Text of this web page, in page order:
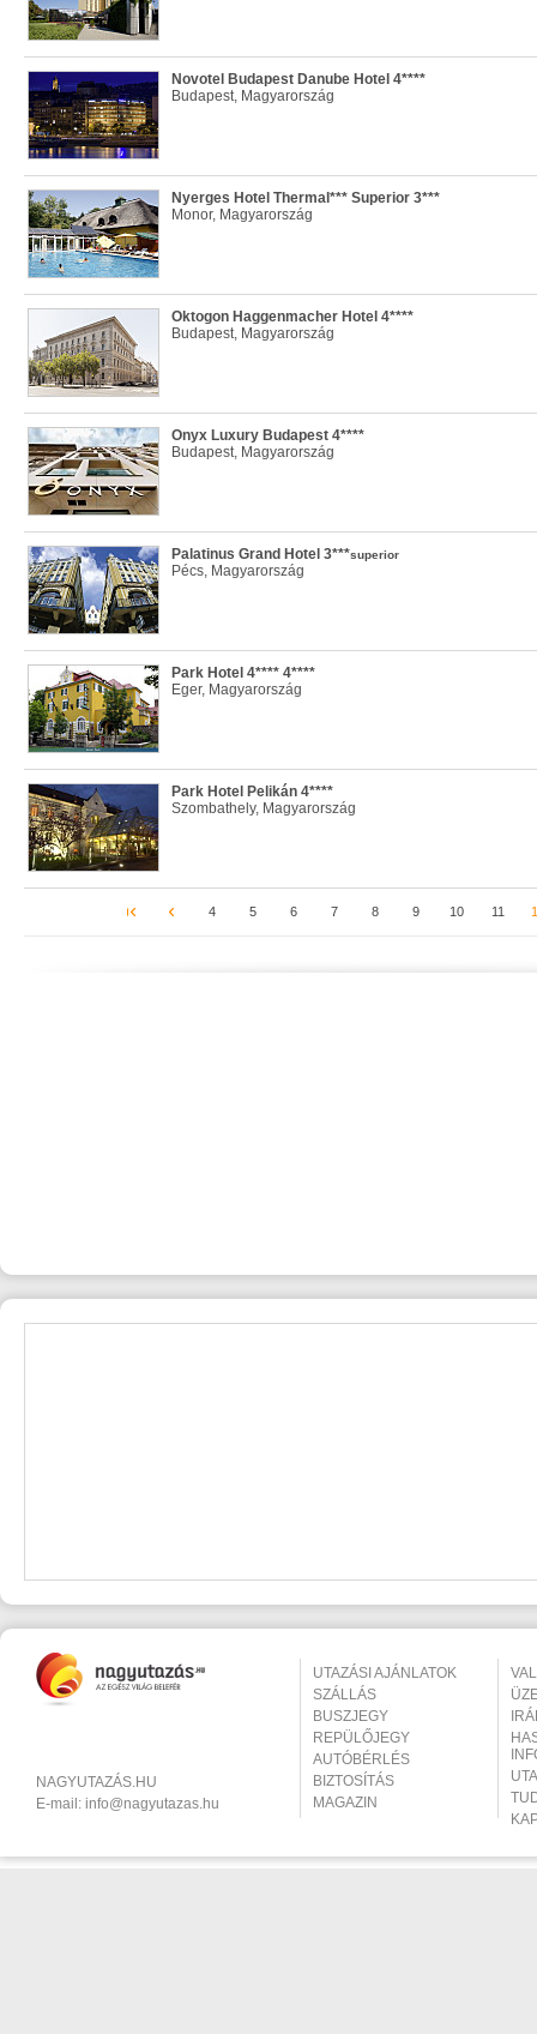
Novotel Budapest Danube Hotel 4****
Budapest, Magyarország
Nyerges Hotel Thermal*** Superior 3***
Monor, Magyarország
Oktogon Haggenmacher Hotel 4****
Budapest, Magyarország
Onyx Luxury Budapest 4****
Budapest, Magyarország
Palatinus Grand Hotel 3***superior
Pécs, Magyarország
Park Hotel 4**** 4****
Eger, Magyarország
Park Hotel Pelikán 4****
Szombathely, Magyarország
4 5 6 7 8 9 10 11
NAGYUTAZÁS.HU
E-mail: info@nagyutazas.hu
UTAZÁSI AJÁNLATOK
SZÁLLÁS
BUSZJEGY
REPÜLŐJEGY
AUTÓBÉRLÉS
BIZTOSÍTÁS
MAGAZIN